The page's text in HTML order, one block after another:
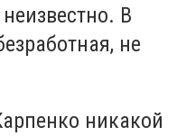
В
не
никакой